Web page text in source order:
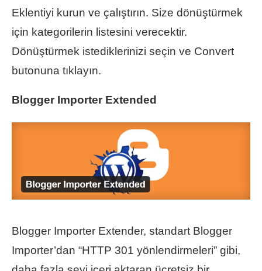
Eklentiyi kurun ve çalıştırın. Size dönüştürmek
için kategorilerin listesini verecektir.
Dönüştürmek istediklerinizi seçin ve Convert
butonuna tıklayın.
Blogger Importer Extended
Blogger Importer Extender, standart Blogger
Importer’dan “HTTP 301 yönlendirmeleri” gibi,